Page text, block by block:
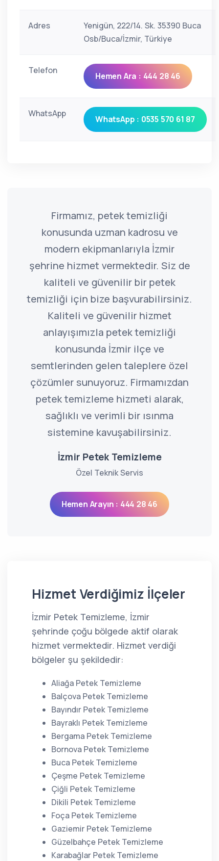
Adres
Yenigün, 222/14. Sk. 35390 Buca
Osb/Buca/İzmir, Türkiye
Telefon
Hemen Ara : 444 28 46
WhatsApp
WhatsApp : 0535 570 61 87
Firmamız, petek temizliği
konusunda uzman kadrosu ve
modern ekipmanlarıyla İzmir
şehrine hizmet vermektedir. Siz de
kaliteli ve güvenilir bir petek
temizliği için bize başvurabilirsiniz.
Kaliteli ve güvenilir hizmet
anlayışımızla petek temizliği
konusunda İzmir ilçe ve
semtlerinden gelen taleplere özel
çözümler sunuyoruz. Firmamızdan
petek temizleme hizmeti alarak,
sağlıklı ve verimli bir ısınma
sistemine kavuşabilirsiniz.
İzmir Petek Temizleme
Özel Teknik Servis
Hemen Arayın : 444 28 46
Hizmet Verdiğimiz İlçeler
İzmir Petek Temizleme, İzmir
şehrinde çoğu bölgede aktif olarak
hizmet vermektedir. Hizmet verdiği
bölgeler şu şekildedir:
Aliağa Petek Temizleme
Balçova Petek Temizleme
Bayındır Petek Temizleme
Bayraklı Petek Temizleme
Bergama Petek Temizleme
Bornova Petek Temizleme
Buca Petek Temizleme
Çeşme Petek Temizleme
Çiğli Petek Temizleme
Dikili Petek Temizleme
Foça Petek Temizleme
Gaziemir Petek Temizleme
Güzelbahçe Petek Temizleme
Karabağlar Petek Temizleme